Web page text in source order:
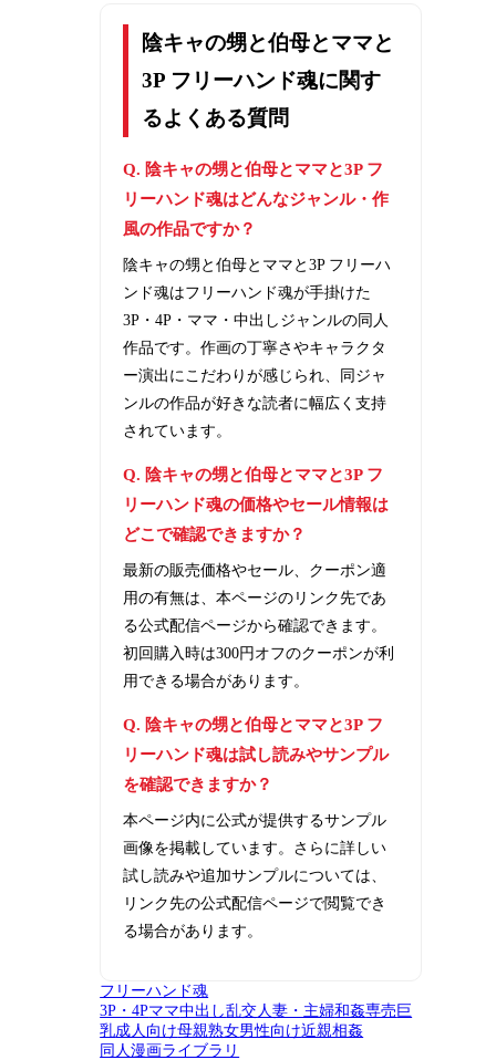
陰キャの甥と伯母とママと
3P フリーハンド魂に関す
るよくある質問
Q. 陰キャの甥と伯母とママと3P フ
リーハンド魂はどんなジャンル・作
風の作品ですか？
陰キャの甥と伯母とママと3P フリーハ
ンド魂はフリーハンド魂が手掛けた
3P・4P・ママ・中出しジャンルの同人
作品です。作画の丁寧さやキャラクタ
ー演出にこだわりが感じられ、同ジャ
ンルの作品が好きな読者に幅広く支持
されています。
Q. 陰キャの甥と伯母とママと3P フ
リーハンド魂の価格やセール情報は
どこで確認できますか？
最新の販売価格やセール、クーポン適
用の有無は、本ページのリンク先であ
る公式配信ページから確認できます。
初回購入時は300円オフのクーポンが利
用できる場合があります。
Q. 陰キャの甥と伯母とママと3P フ
リーハンド魂は試し読みやサンプル
を確認できますか？
本ページ内に公式が提供するサンプル
画像を掲載しています。さらに詳しい
試し読みや追加サンプルについては、
リンク先の公式配信ページで閲覧でき
る場合があります。
フリーハンド魂
3P・4Pママ中出し乱交 人妻・主婦和姦専売 巨
乳成人向け母親熟女男性向け近親相姦
同人漫画ライブラリ